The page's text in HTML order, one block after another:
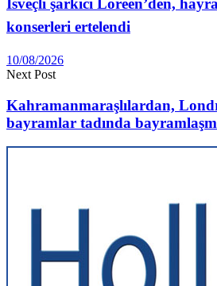
İsveçli şarkıcı Loreen’den,
konserleri ertelendi
10/08/2026
Next Post
Kahramanmaraşlılardan,
bayramlar tadında